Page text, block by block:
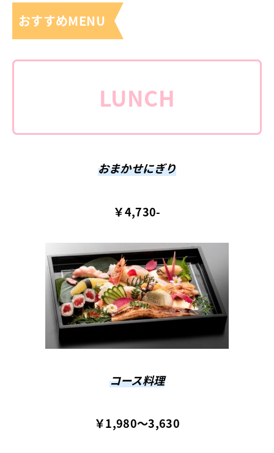
おすすめMENU
LUNCH
おまかせにぎり
￥4,730-
コース料理
￥1,980～3,630